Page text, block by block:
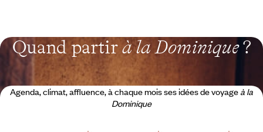
Quand partirà la Dominique?
Agenda, climat, affluence, à chaque mois ses idées de voyage à la
Dominique